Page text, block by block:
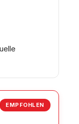
EMPFOHLEN